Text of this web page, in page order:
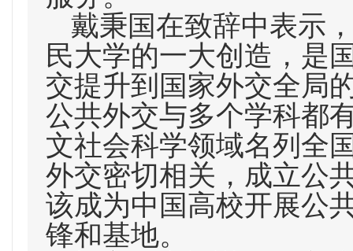
戴秉国在致辞中表示
民大学的一大创造，是
交提升到国家外交全局
公共外交与多个学科都
文社会科学领域名列全
外交密切相关，成立公
该成为中国高校开展公
锋和基地。